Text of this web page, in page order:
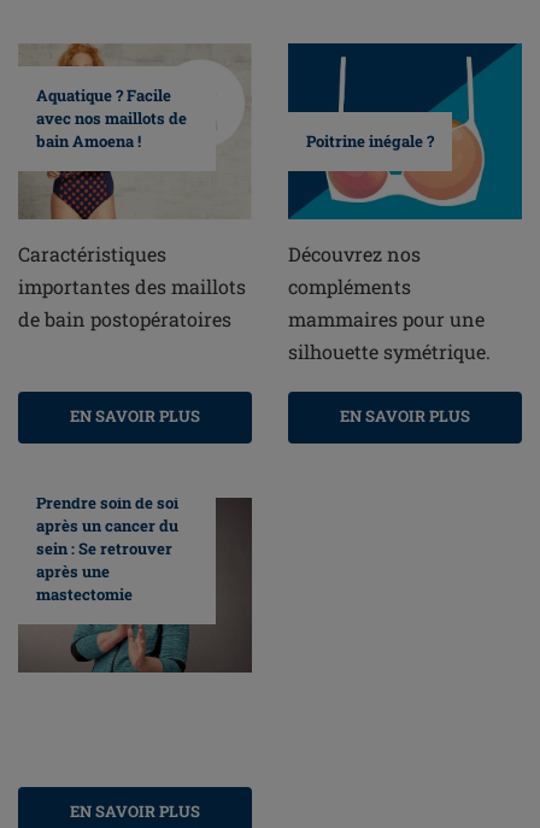
Aquatique ? Facile
avec nos maillots de
bain Amoena !
Caractéristiques
importantes des maillots
de bain postopératoires
EN SAVOIR PLUS
Poitrine inégale ?
Découvrez nos
compléments
mammaires pour une
silhouette symétrique.
EN SAVOIR PLUS
Prendre soin de soi
après un cancer du
sein : Se retrouver
après une
mastectomie
EN SAVOIR PLUS